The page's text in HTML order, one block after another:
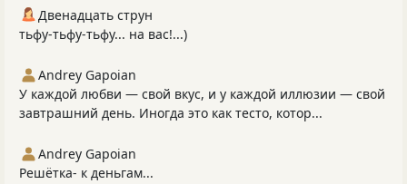
Двенадцать струн
тьфу-тьфу-тьфу... на вас!...)
Andrey Gapoian
У каждой любви — свой вкус, и у каждой иллюзии — свой
завтрашний день. Иногда это как тесто, котор...
Andrey Gapoian
Решётка- к деньгам...